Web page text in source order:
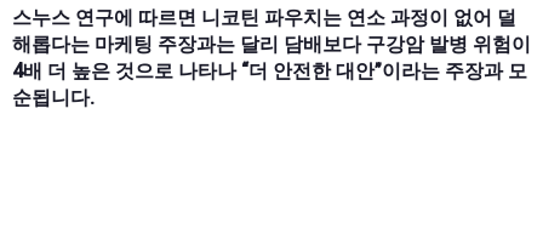
스누스 연구에 따르면 니코틴 파우치는 연소 과정이 없어 덜
해롭다는 마케팅 주장과는 달리 담배보다 구강암 발병 위험이
4배 더 높은 것으로 나타나 “더 안전한 대안”이라는 주장과 모
순됩니다.